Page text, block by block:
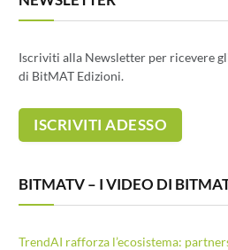
Iscriviti alla Newsletter per ricevere
di BitMAT Edizioni.
BITMATV – I VIDEO DI
TrendAI rafforza l’ecosistema: